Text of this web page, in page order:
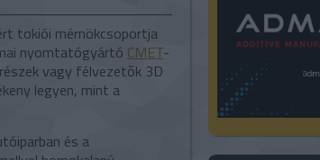
tokiói mérnökcsoportja
nyomtatógyártó CMET-
vagy félvezetők 3D
legyen, mint a
és a